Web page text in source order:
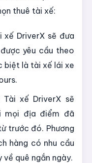
thuê tài xế:
xế DriverX sẽ đưa
yêu cầu theo
biệt là tài xế lái xe
Tài xế DriverX sẽ
mọi địa điểm đã
trước đó. Phương
hàng có nhu cầu
quê ngắn ngày.